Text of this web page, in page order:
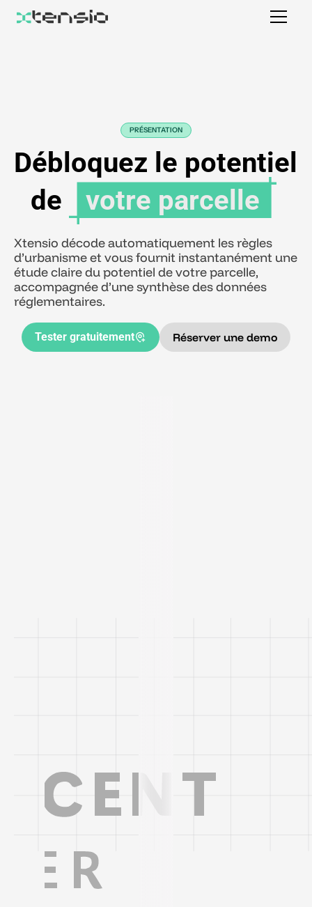
PRÉSENTATION
Débloquez le potentiel
de
votre parcelle
Xtensio décode automatiquement les règles
d’urbanisme et vous fournit instantanément une
étude claire du potentiel de votre parcelle,
accompagnée d’une synthèse des données
réglementaires.
Tester gratuitement Réserver une demo